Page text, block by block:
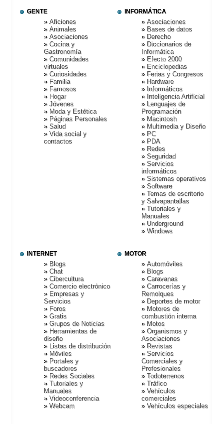
GENTE
Aficiones
Animales
Asociaciones
Cocina y
Gastronomí­a
Comunidades
virtuales
Curiosidades
Familia
Famosos
Hogar
Jóvenes
Moda y Estética
Páginas Personales
Salud
Vida social y
contactos
INFORMÁTICA
Asociaciones
Bases de datos
Derecho
Diccionarios de
Informática
Efecto 2000
Enciclopedias
Ferias y Congresos
Hardware
Informáticos
Inteligencia Artificial
Lenguajes de
Programación
Macintosh
Multimedia y Diseño
PC
PDA
Redes
Seguridad
Servicios
informáticos
Sistemas operativos
Software
Temas de escritorio
y Salvapantallas
Tutoriales y
Manuales
Underground
Windows
INTERNET
Blogs
Chat
Cibercultura
Comercio electrónico
Empresas y
Servicios
Foros
Gratis
Grupos de Noticias
Herramientas de
diseño
Listas de distribución
Móviles
Portales y
buscadores
Redes Sociales
Tutoriales y
Manuales
Videoconferencia
Webcam
MOTOR
Automóviles
Blogs
Caravanas
Carrocerí­as y
Remolques
Deportes de motor
Motores de
combustión interna
Motos
Organismos y
Asociaciones
Revistas
Servicios
Comerciales y
Profesionales
Todoterrenos
Tráfico
Vehí­culos
comerciales
Vehí­culos especiales